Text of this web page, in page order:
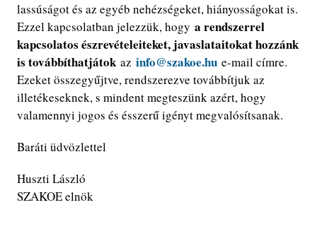
lassúságot és az egyéb nehézségeket, hiányosságokat is.
Ezzel kapcsolatban jelezzük, hogy a rendszerrel
kapcsolatos észrevételeiteket, javaslataitokat hozzánk
is továbbíthatjátokaz info@szakoe.hu e-mail címre.
Ezeket összegyűjtve, rendszerezve továbbítjuk az
illetékeseknek, s mindent megteszünk azért, hogy
valamennyi jogos és ésszerű igényt megvalósítsanak.
Baráti üdvözlettel
Huszti László
SZAKOE elnök